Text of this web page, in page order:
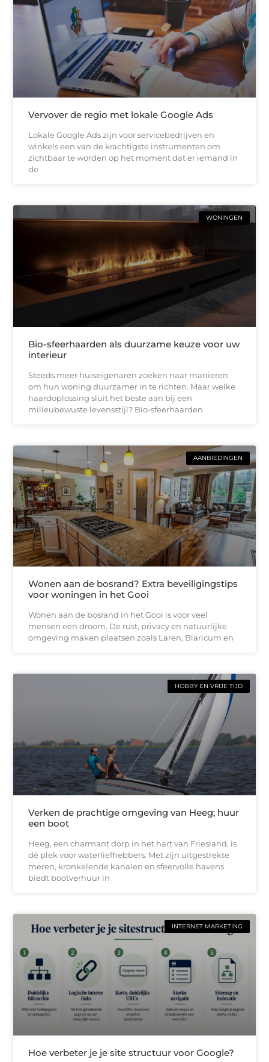
Vervover de regio met lokale Google Ads
Lokale Google Ads zijn voor servicebedrijven en
winkels een van de krachtigste instrumenten om
zichtbaar te worden op het moment dat er iemand in
de
WONINGEN
Bio-sfeerhaarden als duurzame keuze voor uw
interieur
Steeds meer huiseigenaren zoeken naar manieren
om hun woning duurzamer in te richten. Maar welke
haardoplossing sluit het beste aan bij een
milieubewuste levensstijl? Bio-sfeerhaarden
AANBIEDINGEN
Wonen aan de bosrand? Extra beveiligingstips
voor woningen in het Gooi
Wonen aan de bosrand in het Gooi is voor veel
mensen een droom. De rust, privacy en natuurlijke
omgeving maken plaatsen zoals Laren, Blaricum en
HOBBY EN VRIJE TIJD
Verken de prachtige omgeving van Heeg; huur
een boot
Heeg, een charmant dorp in het hart van Friesland, is
dé plek voor waterliefhebbers. Met zijn uitgestrekte
meren, kronkelende kanalen en sfeervolle havens
biedt bootverhuur in
INTERNET MARKETING
Hoe verbeter je je site structuur voor Google?